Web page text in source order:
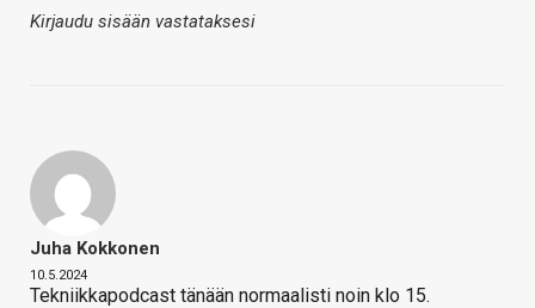
Kirjaudu sisään vastataksesi
Juha Kokkonen
10.5.2024
Tekniikkapodcast tänään normaalisti noin klo 15.